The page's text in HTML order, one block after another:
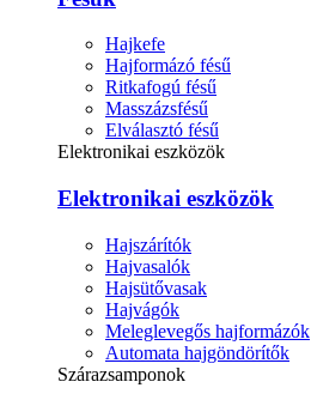
Hajkefe
Hajformázó fésű
Ritkafogú fésű
Masszázsfésű
Elválasztó fésű
Elektronikai eszközök
Elektronikai eszközök
Hajszárítók
Hajvasalók
Hajsütővasak
Hajvágók
Meleglevegős hajformázók
Automata hajgöndörítők
Szárazsamponok